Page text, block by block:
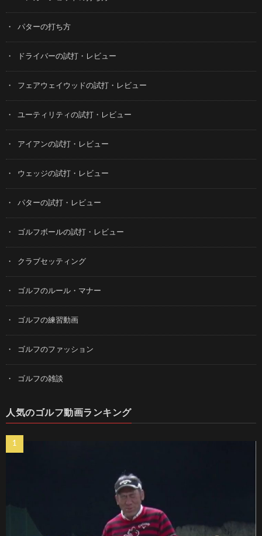
パターの打ち方
ドライバーの試打・レビュー
フェアウェイウッドの試打・レビュー
ユーティリティの試打・レビュー
アイアンの試打・レビュー
ウェッジの試打・レビュー
パターの試打・レビュー
ゴルフボールの試打・レビュー
クラブセッティング
ゴルフのルール・マナー
ゴルフの練習動画
ゴルフのファッション
ゴルフの雑談
人気のゴルフ動画ランキング